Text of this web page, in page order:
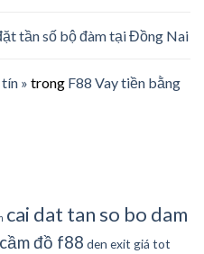
tần số bộ đàm tại Đồng Nai
» trong F88 Vay tiền bằng
cai dat tan so bo dam
cầm đồ f88 den exit giá tot